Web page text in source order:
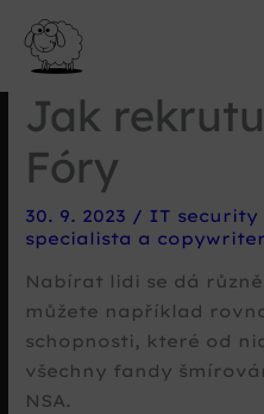
Jak
Fóry
30. 9. 2023 / IT security
specialista a
Nabírat lidi se dá
můžete například
schopnosti, které od
všechny fandy
NSA.